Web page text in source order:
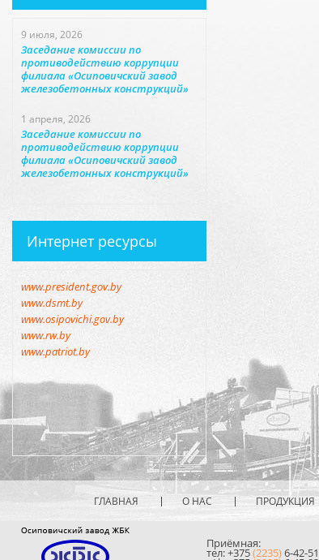
9 июля, 2026
Заседание комиссии по
противодействию коррупции
филиала «Осиповичский завод
железобетонных конструкций»
1 апреля, 2026
Заседание комиссии по
противодействию коррупции
филиала «Осиповичский завод
железобетонных конструкций»
Интернет ресурсы
www.president.gov.by
www.dsmt.by
www.osipovichi.gov.by
www.rw.by
www.patriot.by
ГЛАВНАЯ О НАС ПРОДУКЦИЯ
Приёмная:
тел: +375(2235)6-42-51